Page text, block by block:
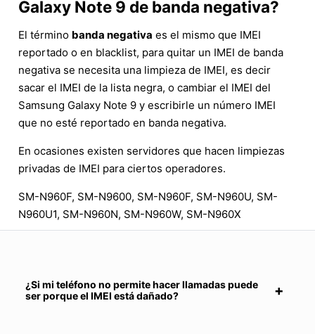
Galaxy Note 9 de banda negativa?
El término banda negativa es el mismo que IMEI
reportado o en blacklist, para quitar un IMEI de banda
negativa se necesita una limpieza de IMEI, es decir
sacar el IMEI de la lista negra, o cambiar el IMEI del
Samsung Galaxy Note 9 y escribirle un número IMEI
que no esté reportado en banda negativa.
En ocasiones existen servidores que hacen limpiezas
privadas de IMEI para ciertos operadores.
SM-N960F, SM-N9600, SM-N960F, SM-N960U, SM-
N960U1, SM-N960N, SM-N960W, SM-N960X
¿Si mi teléfono no permite hacer llamadas puede
ser porque el IMEI está dañado?